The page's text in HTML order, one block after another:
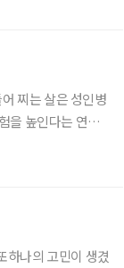
찌는 살은 성인병
을 높인다는 연구
하나의 고민이 생겼